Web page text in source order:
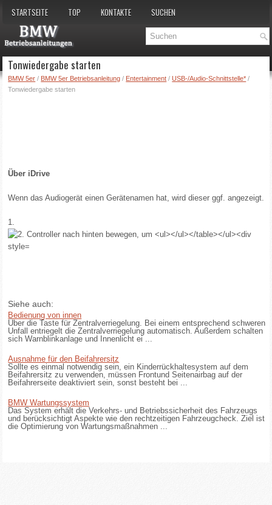
STARTSEITE TOP KONTAKTE SUCHEN
Tonwiedergabe starten
BMW 5er / BMW 5er Betriebsanleitung / Entertainment /USB-/Audio-Schnittstelle* /
Tonwiedergabe starten
Über iDrive
Wenn das Audiogerät einen Gerätenamen hat, wird dieser ggf. angezeigt.
1.
Siehe auch:
Bedienung von innen
Über die Taste für Zentralverriegelung. Bei einem entsprechend schweren
Unfall entriegelt die Zentralverriegelung automatisch. Außerdem schalten
sich Warnblinkanlage und Innenlicht ei ...
Ausnahme für den Beifahrersitz
Sollte es einmal notwendig sein, ein Kinderrückhaltesystem auf dem
Beifahrersitz zu verwenden, müssen Frontund Seitenairbag auf der
Beifahrerseite deaktiviert sein, sonst besteht bei ...
BMW Wartungssystem
Das System erhält die Verkehrs- und Betriebssicherheit des Fahrzeugs
und berücksichtigt Aspekte wie den rechtzeitigen Fahrzeugcheck. Ziel ist
die Optimierung von Wartungsmaßnahmen ...